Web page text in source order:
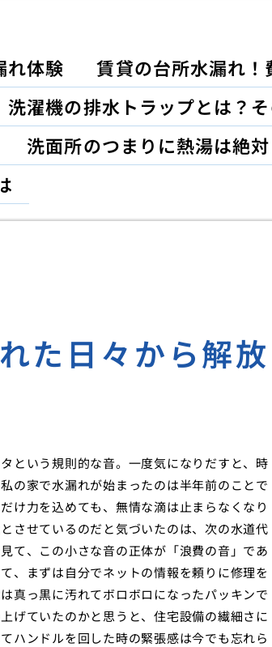
れ体験
賃貸の台所水漏れ
洗濯機の排水トラップとは？
洗面所のつまりに熱湯は絶
た日々から解放
という規則的な音。一度気になりだすと、時
の家で水漏れが始まったのは半年前のことで
け力を込めても、無情な滴は止まらなくなり
させているのだと気づいたのは、次の水道代
て、この小さな音の正体が「浪費の音」であ
、まずは自分でネットの情報を頼りに修理を
真っ黒に汚れてボロボロになったパッキンで
げていたのかと思うと、住宅設備の繊細さに
ハンドルを回した時の緊張感は今でも忘れら